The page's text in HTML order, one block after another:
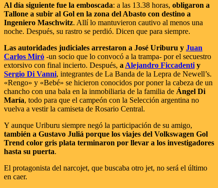
Al día siguiente fue la emboscada: a las 13.38 horas, obligaron a
Tallone a subir al Gol en la zona del Abasto con destino a
Ingeniero Maschwitz. Allí lo mantuvieron cautivo al menos una
noche. Después, su rastro se perdió. Dicen que para siempre.
Las autoridades judiciales arrestaron a José Uriburu y Juan
Carlos Miró -un socio que lo convocó a la trampa- por el secuestro
extorsivo con final incierto. Después, a Alejandro Ficcadenti y
Sergio Di Vanni, integrantes de La Banda de la Lepra de Newell’s.
«Rengo» y «Bebé» se hicieron conocidos por poner la cabeza de un
chancho con una bala en la inmobiliaria de la familia de Ángel Di
María, todo para que el campeón con la Selección argentina no
vuelva a vestir la camiseta de Rosario Central.
Y aunque Uriburu siempre negó la participación de su amigo,
también a Gustavo Juliá porque los viajes del Volkswagen Gol
Trend color gris plata terminaron por llevar a los investigadores
hasta su puerta.
El protagonista del narcojet, que buscaba otro jet, no será el último
en caer.